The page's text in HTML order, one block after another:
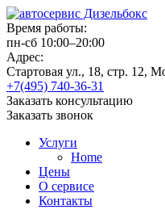
Время работы:
пн-сб 10:00–20:00
Адрес:
Стартовая ул., 18, стр. 12,
+7(495) 740-36-31
Заказать консультацию
Заказать звонок
Услуги
Home
Цены
О сервисе
Контакты